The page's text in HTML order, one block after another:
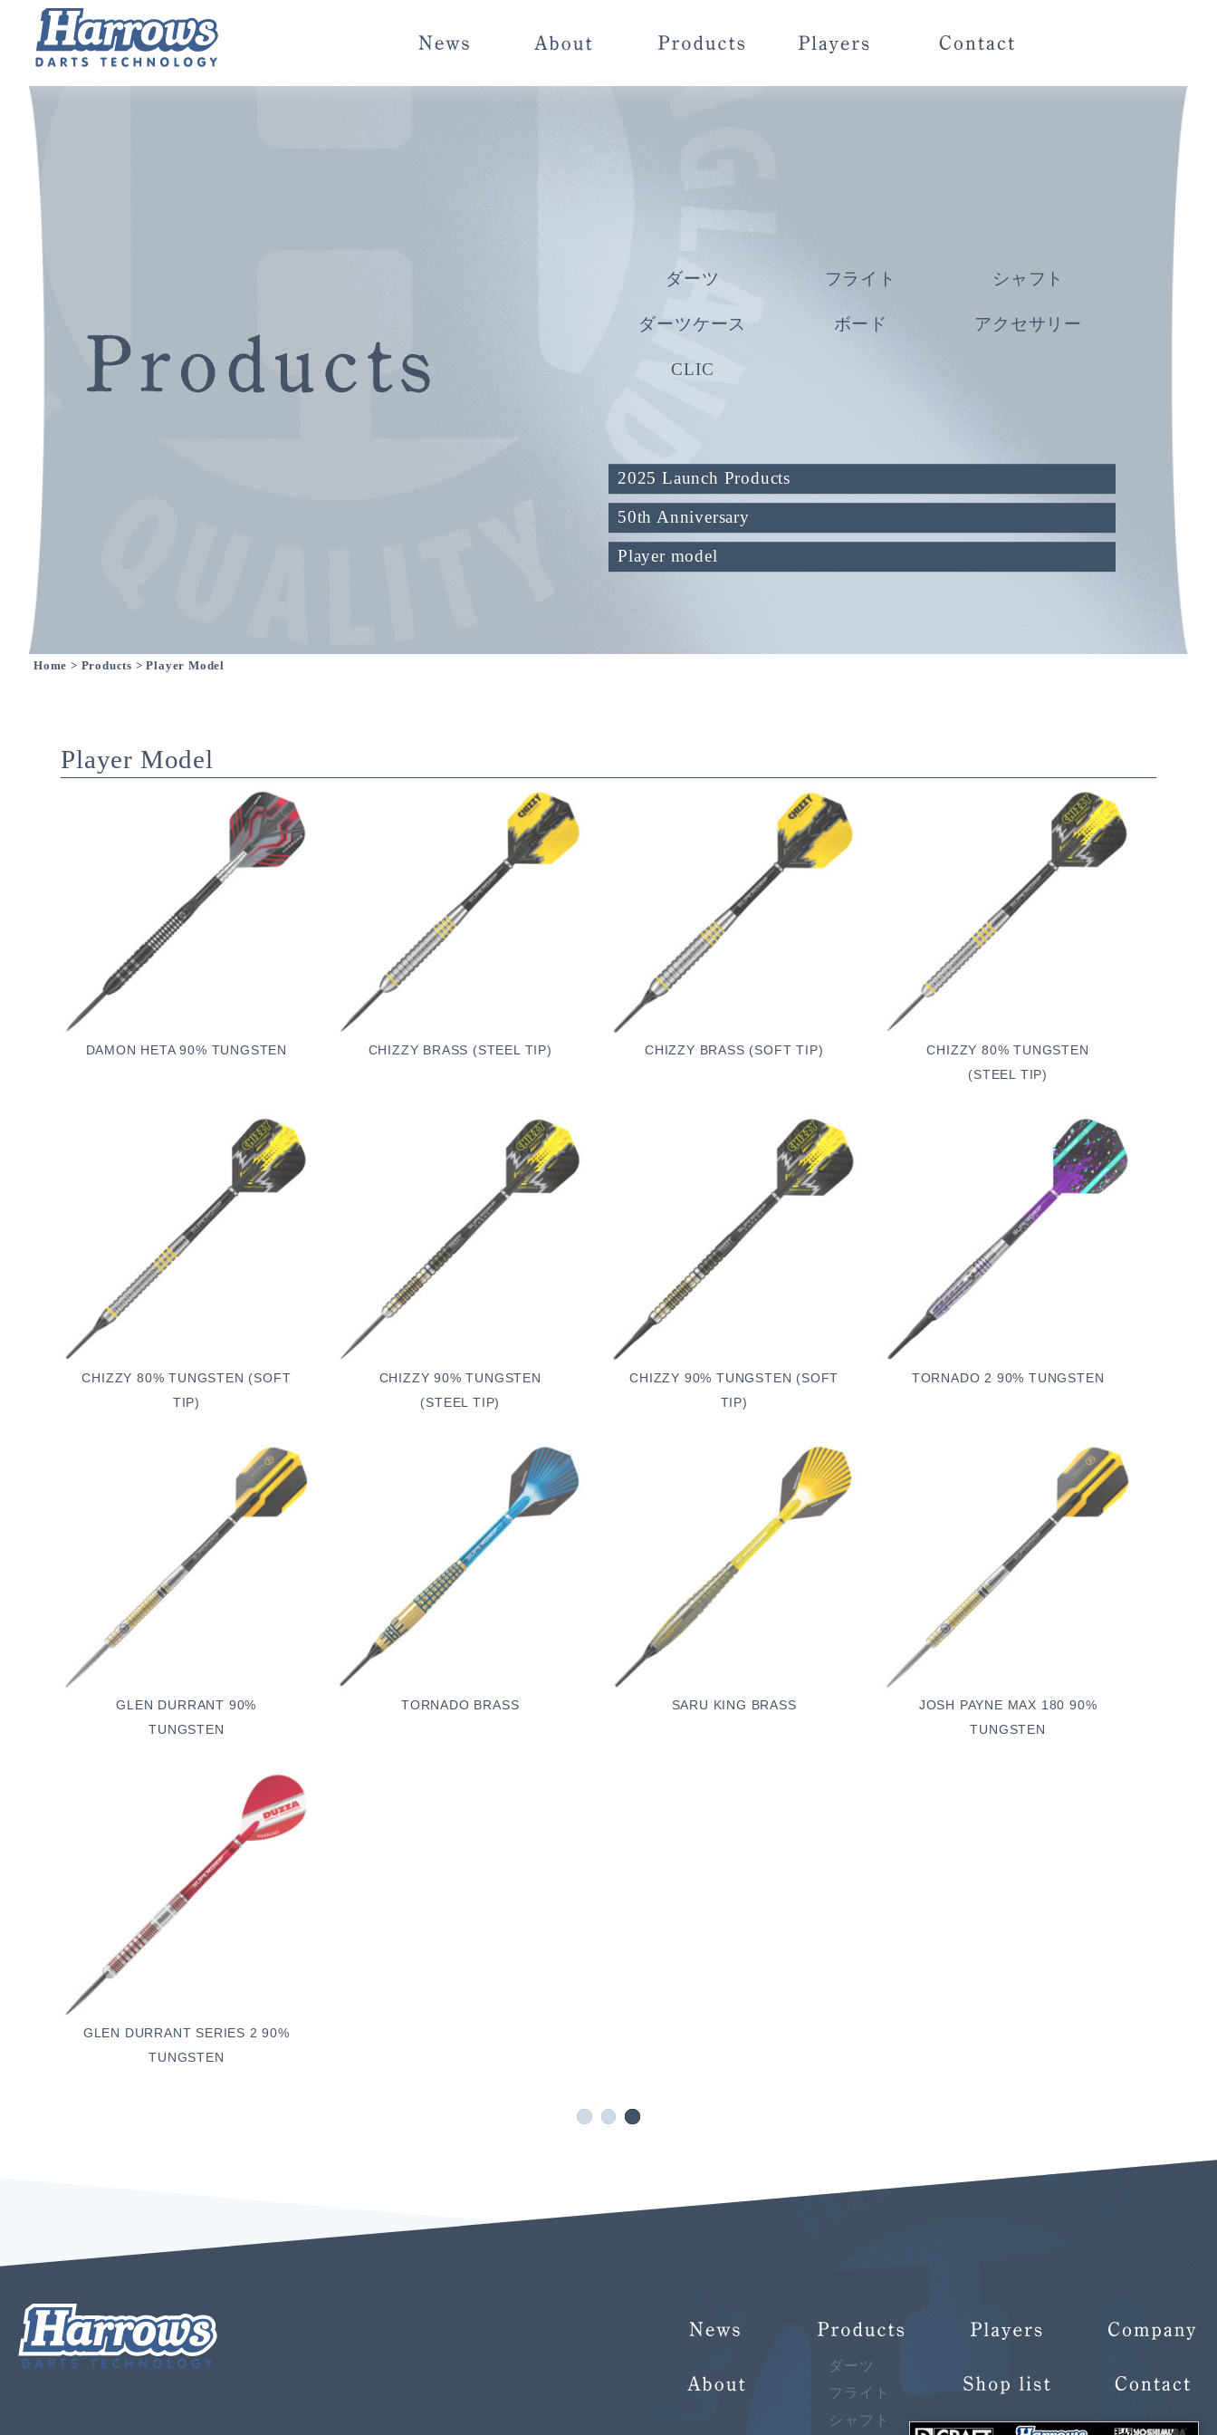
ダーツ フライト シャフト
ダーツケース ボード アクセサリー
CLIC
2025 Launch Products
50th Anniversary
Player model
Home > Products > Player Model
Player Model
DAMON HETA 90% TUNGSTEN CHIZZY BRASS (STEEL TIP) CHIZZY BRASS (SOFT TIP)
CHIZZY 80% TUNGSTEN
(STEEL TIP)
CHIZZY 80% TUNGSTEN (SOFT
TIP)
CHIZZY 90% TUNGSTEN
(STEEL TIP)
CHIZZY 90% TUNGSTEN (SOFT
TIP)
TORNADO 2 90% TUNGSTEN
GLEN DURRANT 90%
TUNGSTEN
TORNADO BRASS SARU KING BRASS
JOSH PAYNE MAX 180 90%
TUNGSTEN
GLEN DURRANT SERIES 2 90%
TUNGSTEN
ダーツ
フライト
シャフト